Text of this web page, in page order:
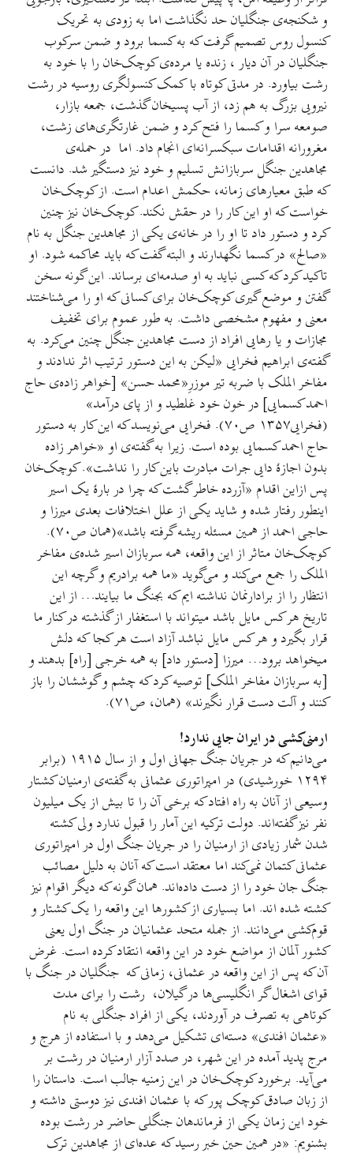
و شکنجه‌ی جنگلیان حد نگذاشت اما به زودی به تحریک
کنسول روس تصمیم گرفت که به کسما برود و ضمن سرکوب
جنگلیان در آن دیار ، زنده یا مرده‌ی کوچک‌خان را با خود به
رشت بیاورد. در مدتی کوتاه با کمک کنسولگری روسیه در رشت
نیرویی بزرگ به هم زد، از آب پسیخان گذشت، جمعه بازار،
صومعه سرا و کسما را فتح کرد و ضمن غارتگری‌های زشت،
مغرورانه اقدامات سبکسرانه‌ای انجام داد. اما در حمله‌ی
مجاهدین جنگل سربازانش تسلیم و خود نیز دستگیر شد. دانست
که طبق معیارهای زمانه، حکمش اعدام است. از کوچک‌خان
خواست که او این کار را در حقش نکند. کوچک‌خان نیز چنین
کرد و دستور داد تا او را در خانه‌ی یکی از مجاهدین جنگل به نام
«صالح» در کسما نگهدارند و البته گفت که باید محاکمه شود. او
تاکید کرد که کسی نباید به او صدمه‌ای برساند. این گونه سخن
گفتن و موضع گیری کوچک‌خان برای کسانی که او را می‌شناختند
معنی و مفهوم مشخصی داشت. به طور عموم برای تخفیف
مجازات و یا رهایی افراد از دست مجاهدین جنگل چنین می‌کرد. به
گفته‌ی ابراهیم فخرایی «لیکن به این دستور ترتیب اثر ندادند و
مفاخر الملک با ضربه تیر موزرِ«محمد حسن» [خواهر زاده‌ی حاج
احمد کسمایی] در خون خود غلطید و از پای درآمد»
(فخرایی۱۳۵۷ ص۷۰). فخرایی می‌نویسد که این کار به دستور
حاج احمد کسمایی بوده است. زیرا به گفته‌ی او «خواهر زاده
بدون اجازۀ دایی جرات مبادرت باین کار را نداشت». کوچک‌خان
پس ازاین اقدام «آزرده خاطر گشت که چرا در بارۀ یک اسیر
اینطور رفتار شده و شاید یکی از علل اختلافات بعدی میرزا و
حاجی احمد از همین مسئله ریشه گرفته باشد»(همان ص۷۰).
کوچک‌خان متاثر از این واقعه، همه سربازان اسیر شده‌ی مفاخر
الملک را جمع می‌کند و می‌گوید «ما همه برادریم و گرچه این
انتظار را از برادارنمان نداشته ایم که بجنگ ما بیایند… از این
تاریخ هر کس مایل باشد میتواند با استغفار از گذشته در کنار ما
قرار بگیرد و هر کس مایل نباشد آزاد است هر کجا که دلش
میخواهد برود… میرزا [دستور داد] به همه خرجی [راه] بدهند و
[به سربازان مفاخر الملک] توصیه کرد که چشم و گوششان را باز
کنند و آلت دست قرار نگیرند» (همان، ص۷۱).
ارمنی‌کشی در ایران جایی ندارد!
می‌دانیم که در جریان جنگ جهانی اول و از سال ۱۹۱۵ (برابر
۱۲۹۴ خورشیدی) در امپراتوری عثمانی به گفته‌ی ارمنیان کشتار
وسیعی از آنان به راه افتاد که برخی آن را تا بیش از یک میلیون
نفر نیز گفته‌اند. دولت ترکیه این آمار را قبول ندارد ولی کشته
شدن شمار زیادی از ارمنیان را در جریان جنگ اول در امپراتوری
عثمانی کتمان نمی‌کند اما معتقد است که آنان به دلیل مصائب
جنگ جان خود را از دست داده‌اند. همان گونه که دیگر اقوام نیز
کشته شده اند. اما بسیاری از کشورها این واقعه را یک کشتار و
قوم‌کشی می‌دانند. از جمله متحد عثمانیان در جنگ اول یعنی
کشور آلمان از مواضع خود در این واقعه انتقاد کرده است. غرض
آن که پس از این واقعه در عثمانی، زمانی که جنگلیان در جنگ با
قوای اشغال گر انگلیسی‌ها در گیلان، رشت را برای مدت
کوتاهی به تصرف در آوردند، یکی از افراد جنگلی به نام
«عثمان افندی» دسته‌ای تشکیل می‌دهد و با استفاده از هرج و
مرج پدید آمده در این شهر، در صدد آزار ارمنیان در رشت بر
می‌آید. برخورد کوچک‌خان در این زمنیه جالب است. داستان را
از زبان صادق کوچک پور که با عثمان افندی نیز دوستی داشته و
خود این زمان یکی از فرماندهان جنگلی حاضر در رشت بوده
بشنویم: «در همین حین خبر رسید که عده‌ای از مجاهدین ترک